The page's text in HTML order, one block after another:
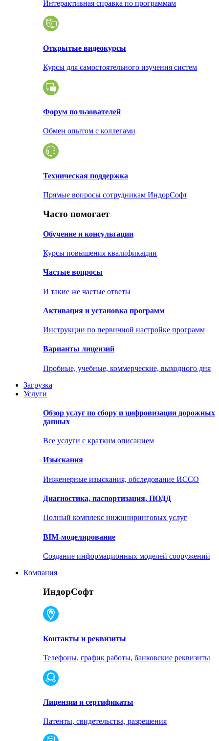
Интерактивная справка по программам
Открытые видеокурсы
Курсы для самостоятельного изучения систем
Форум пользователей
Обмен опытом с коллегами
Техническая поддержка
Прямые вопросы сотрудникам ИндорСофт
Часто помогает
Обучение и консультации
Курсы повышения квалификации
Частые вопросы
И такие же частые ответы
Активация и установка программ
Инструкции по первичной настройке программ
Варианты лицензий
Пробные, учебные, коммерческие, выходного дня
Загрузка
Услуги
Обзор услуг по сбору и цифровизации дорожных
данных
Все услуги с кратким описанием
Изыскания
Инженерные изыскания, обследование ИССО
Диагностика, паспортизация, ПОДД
Полный комплекс инжиниринговых услуг
BIM-моделирование
Создание информационных моделей сооружений
Компания
ИндорСофт
Контакты и реквизиты
Телефоны, график работы, банковские реквизиты
Лицензии и сертификаты
Патенты, свидетельства, разрешения